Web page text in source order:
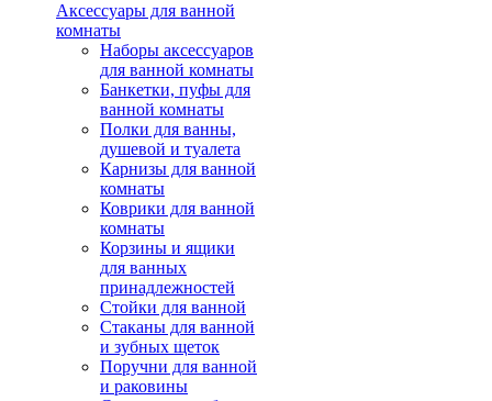
Аксессуары для ванной
комнаты
Наборы аксессуаров
для ванной комнаты
Банкетки, пуфы для
ванной комнаты
Полки для ванны,
душевой и туалета
Карнизы для ванной
комнаты
Коврики для ванной
комнаты
Корзины и ящики
для ванных
принадлежностей
Стойки для ванной
Стаканы для ванной
и зубных щеток
Поручни для ванной
и раковины